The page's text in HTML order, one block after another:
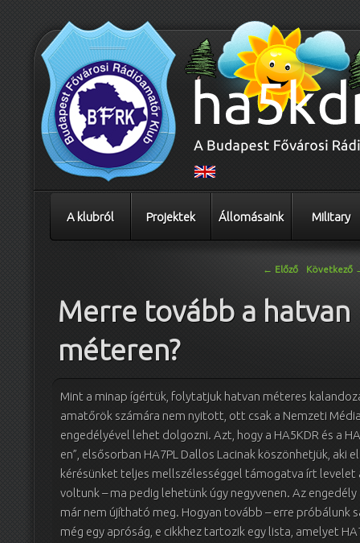
A klubról Projektek Állomásaink Military
← Előző Következő
Merre tovább a hatvan
méteren?
Mint a minap ígértük, folytatjuk hatvan méteres
amatőrök számára nem nyitott, ott csak a Nemzeti
engedélyével lehet dolgozni. Azt, hogy a HA5KDR és a
en”, elsősorban HA7PL Dallos Lacinak köszönhetjük, aki
kérésünket teljes mellszélességgel támogatva írt levelet
voltunk – ma pedig lehetünk úgy negyvenen. Az
már nem újítható meg. Hogyan tovább – erre próbálunk
még egy apróság, e cikkhez tartozik egy lista, amelyet